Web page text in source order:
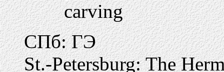
carving
СПб: ГЭ
St.-Petersburg: The